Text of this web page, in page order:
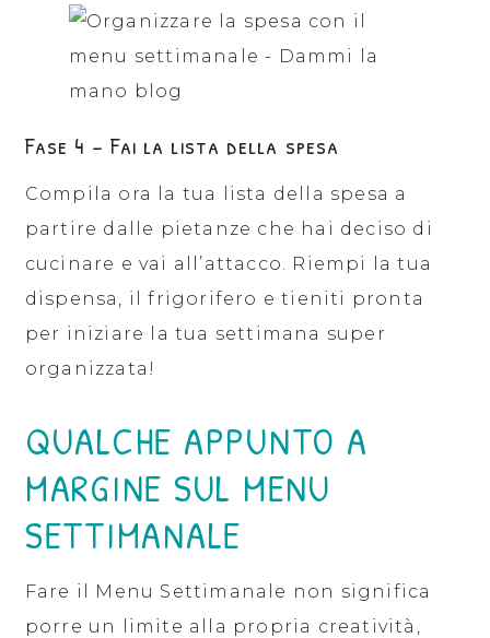
Fase 4 – Fai la lista della spesa
Compila ora la tua lista della spesa a
partire dalle pietanze che hai deciso di
cucinare e vai all’attacco. Riempi la tua
dispensa, il frigorifero e tieniti pronta
per iniziare la tua settimana super
organizzata!
QUALCHE APPUNTO A
MARGINE SUL MENU
SETTIMANALE
Fare il Menu Settimanale non significa
porre un limite alla propria creatività,